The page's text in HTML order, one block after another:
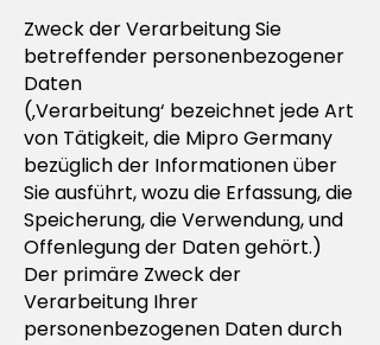
Zweck der Verarbeitung Sie
betreffender personenbezogener
Daten
(‚Verarbeitung‘ bezeichnet jede Art
von Tätigkeit, die Mipro Germany
bezüglich der Informationen über
Sie ausführt, wozu die Erfassung, die
Speicherung, die Verwendung, und
Offenlegung der Daten gehört.)
Der primäre Zweck der
Verarbeitung Ihrer
personenbezogenen Daten durch